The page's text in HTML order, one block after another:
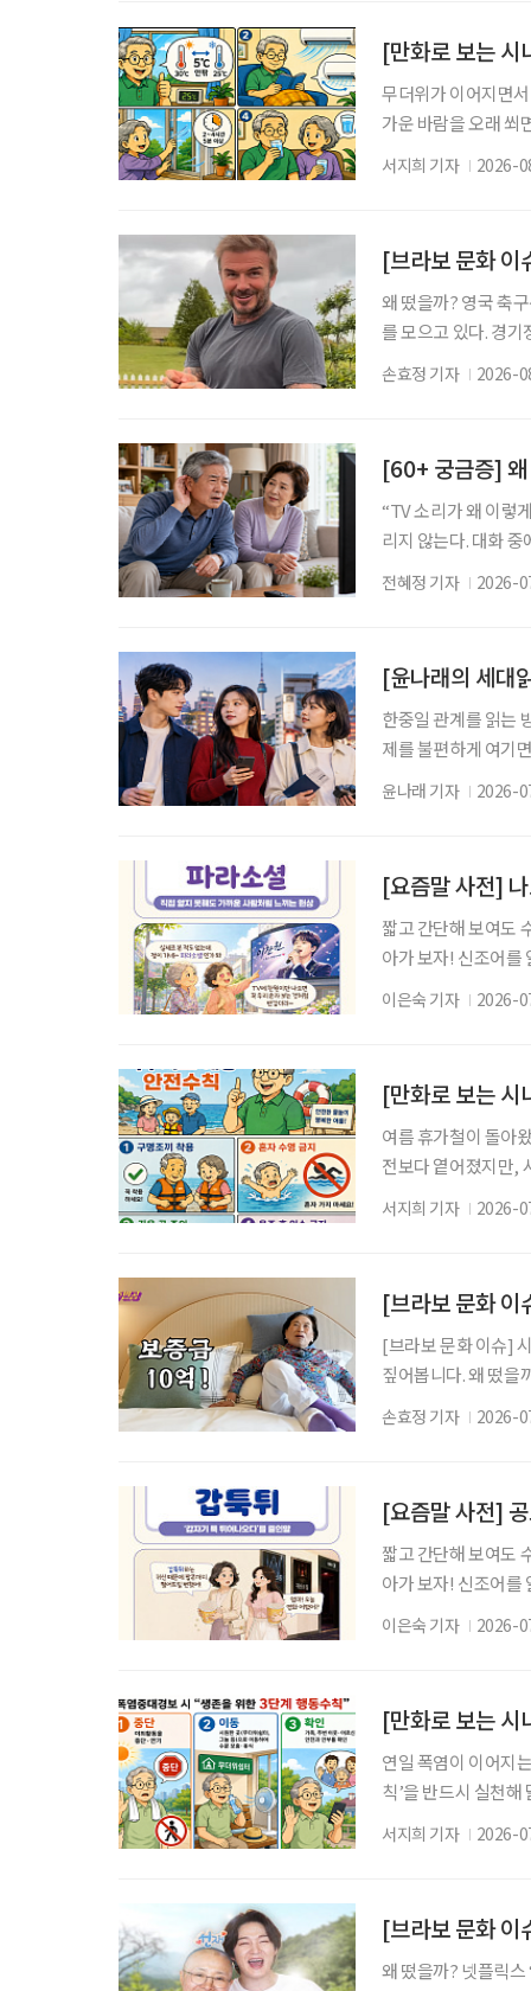
[만화로 보는 시
무더위가 이어지면
가운 바람을 오래 쐬
니다. 특히 시니어
이 중요합니다. 질
서지희 기자 2026-
[브라보 문화 이
왜 떴을까? 영국 축
를 모으고 있다. 경
는 모습은 이제 그
삶을 꾸려가는 중장
손효정 기자 2026-
[60+ 궁금증] 왜
“TV 소리가 왜 이렇
리지 않는다. 대화
얼거리는 것처럼 들
선명도’를 먼저 빼
전혜정 기자 2026-
[윤나래의 세대
한중일 관계를 읽는
제를 불편하게 여기
음식과 왕홍체험을
지 않는다. 여행지,
윤나래 기자 2026-
[요즘말 사전]
짧고 간단해 보여도
아가 보자! 신조어를
은 기운이 더해진
다 보면 어느새 친
이은숙 기자 2026-
[만화로 보는 시
여름 휴가철이 돌아
전보다 옅어졌지만,
름 휴가를 보내기
년간(2021~2025년
서지희 기자 2026-
[브라보 문화
[브라보 문화 이슈]
짚어봅니다. 왜 떴을
조명하는 미디어 콘
원주인공’에서는 더
손효정 기자 2026-
[요즘말 사전]
짧고 간단해 보여도
아가 보자! 신조어를
은 기운이 더해진
면에 귀신이 불쑥
이은숙 기자 2026-
[만화로 보는 시
연일 폭염이 이어지
칙’을 반드시 실천
경보 상황에서는
가 필요합니다. 질
서지희 기자 2026-
[브라보 문화 이
왜 떴을까? 넷플릭스